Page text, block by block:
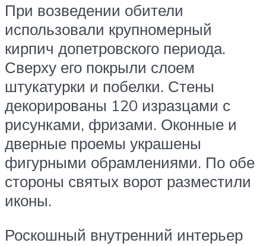
При возведении обители
использовали крупномерный
кирпич допетровского периода.
Сверху его покрыли слоем
штукатурки и побелки. Стены
декорированы 120 изразцами с
рисунками, фризами. Оконные и
дверные проемы украшены
фигурными обрамлениями. По обе
стороны святых ворот разместили
иконы.
Роскошный внутренний интерьер